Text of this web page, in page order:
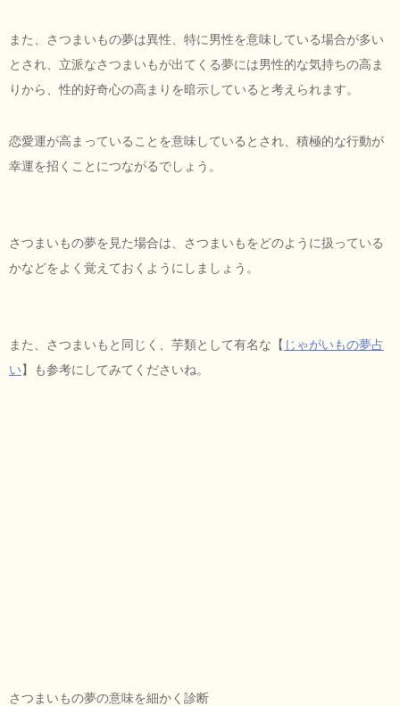
また、さつまいもの夢は異性、特に男性を意味している場合が多い
とされ、立派なさつまいもが出てくる夢には男性的な気持ちの高ま
りから、性的好奇心の高まりを暗示していると考えられます。
恋愛運が高まっていることを意味しているとされ、積極的な行動が
幸運を招くことにつながるでしょう。
さつまいもの夢を見た場合は、さつまいもをどのように扱っている
かなどをよく覚えておくようにしましょう。
また、さつまいもと同じく、芋類として有名な【 じゃがいもの夢占
い】も参考にしてみてくださいね。
さつまいもの夢の意味を細かく診断